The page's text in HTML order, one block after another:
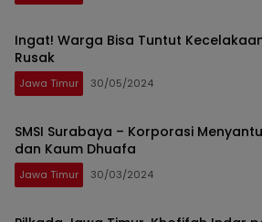
Ingat! Warga Bisa Tuntut
Rusak
Jawa Timur 30/05/2024
SMSI Surabaya – Korporasi
dan Kaum Dhuafa
Jawa Timur 30/03/2024